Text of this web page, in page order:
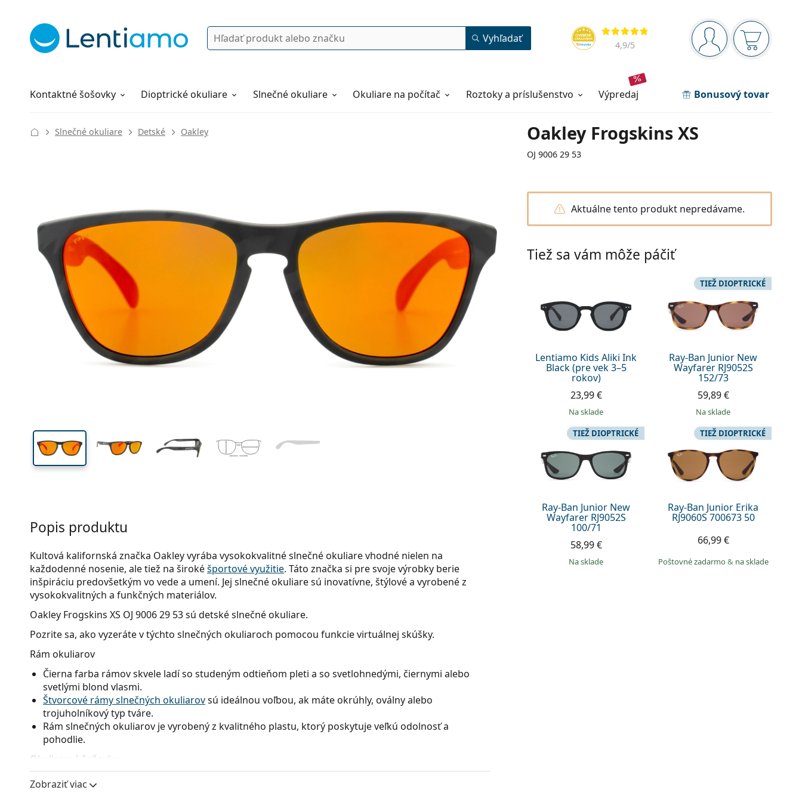
Navigačný panel
ste prihláseníNákupný
Hodnotenia
4,9/5
Vyhľadávanie Vyhľadať
Kontaktné šošovky
Roztoky Dioptrické okuliare Slnečné okuliare Okuliare na počítač Roztoky a príslušenstvo výpredaj Bonusový tovar
Všetko o nákupe
Oakley Frogskins XS
OJ 9006 29 53
Slnečné okuliare Detské Oakley
130 mm
Šírka
40 mm
Výška očnice
53 mm
Šírka očnice
53
mostíka
stranice
Aktuálne tento produkt nepredávame.
Tiež sa vám môže páčiť
Lentiamo Kids Aliki Ink
Black (pre vek 3–5
rokov)
23,99 €
na sklade
Ray-Ban Junior New
Wayfarer RJ9052S
152/73
TIEŽ DIOPTRICKÉ
59,89 €
na sklade
Ray-Ban Junior New
Wayfarer RJ9052S
100/71
TIEŽ DIOPTRICKÉ
58,99 €
na sklade
Ray-Ban Junior Erika
RJ9060S 700673 50
TIEŽ DIOPTRICKÉ
66,99 €
Poštovné zadarmo& na sklade
Popis produktu
Kultová kalifornská značka Oakley vyrába vysokokvalitné slnečné okuliare vhodné nielen na
každodenné nosenie, ale tiež na širokéšportové využitie. Táto značka si pre svoje výrobky berie
inšpiráciu predovšetkým vo vede a umení. Jej slnečné okuliare sú inovatívne, štýlové a vyrobené z
vysokokvalitných a funkčných materiálov.
Oakley Frogskins XS OJ 9006 29 53sú detské slnečné okuliare.
Pozrite sa, ako vyzeráte v týchto slnečných okuliaroch pomocou funkcie virtuálnej skúšky.
Rám okuliarov
Čierna farba rámov skvele ladí so studeným odtieňom pleti a so svetlohnedými, čiernymi alebo
svetlými blond vlasmi.
Štvorcové rámy slnečných okuliarovsú ideálnou voľbou, ak máte okrúhly, oválny alebo
trojuholníkový typ tváre.
Rám slnečných okuliarov je vyrobený z kvalitného plastu, ktorý poskytuje veľkú odolnosť a
pohodlie.
Okuliarové šošovky
Červené sklá okuliarov blokujú modré svetlo, ktoré je obvzlášť v zime veľmi intenzívne. Zvyšujú
kontrast, zvýrazňujú detaily a zlepšujú videnie za šera.
Zobraziť viac